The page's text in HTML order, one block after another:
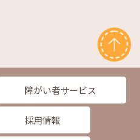
障がい者サービス
採用情報